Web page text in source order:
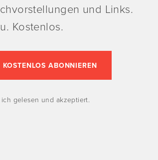
und Links.
Kostenlos.
ich gelesen und akzeptiert.